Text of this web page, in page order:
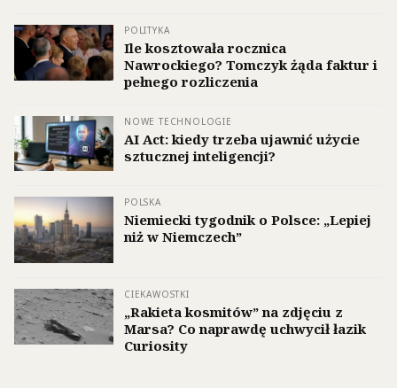
POLITYKA
Ile kosztowała rocznica
Nawrockiego? Tomczyk żąda faktur i
pełnego rozliczenia
NOWE TECHNOLOGIE
AI Act: kiedy trzeba ujawnić użycie
sztucznej inteligencji?
POLSKA
Niemiecki tygodnik o Polsce: „Lepiej
niż w Niemczech”
CIEKAWOSTKI
„Rakieta kosmitów” na zdjęciu z
Marsa? Co naprawdę uchwycił łazik
Curiosity